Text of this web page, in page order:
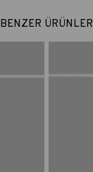
BENZER ÜRÜNLER